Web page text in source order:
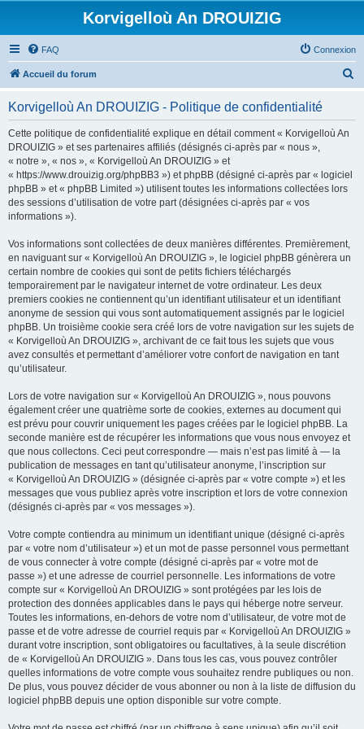
Korvigelloù An DROUIZIG
FAQ Connexion
Accueil du forum
Korvigelloù An DROUIZIG - Politique de confidentialité
Cette politique de confidentialité explique en détail comment « Korvigelloù An
DROUIZIG » et ses partenaires affiliés (désignés ci-après par « nous »,
« notre », « nos », « Korvigelloù An DROUIZIG » et
« https://www.drouizig.org/phpBB3 ») et phpBB (désigné ci-après par « logiciel
phpBB » et « phpBB Limited ») utilisent toutes les informations collectées lors
des sessions d’utilisation de votre part (désignées ci-après par « vos
informations »).
Vos informations sont collectées de deux manières différentes. Premièrement,
en naviguant sur « Korvigelloù An DROUIZIG », le logiciel phpBB génèrera un
certain nombre de cookies qui sont de petits fichiers téléchargés
temporairement par le navigateur internet de votre ordinateur. Les deux
premiers cookies ne contiennent qu’un identifiant utilisateur et un identifiant
anonyme de session qui vous sont automatiquement assignés par le logiciel
phpBB. Un troisième cookie sera créé lors de votre navigation sur les sujets de
« Korvigelloù An DROUIZIG », archivant de ce fait tous les sujets que vous
avez consultés et permettant d’améliorer votre confort de navigation en tant
qu’utilisateur.
Lors de votre navigation sur « Korvigelloù An DROUIZIG », nous pouvons
également créer une quatrième sorte de cookies, externes au document qui
est prévu pour couvrir uniquement les pages créées par le logiciel phpBB. La
seconde manière est de récupérer les informations que vous nous envoyez et
que nous collectons. Ceci peut correspondre — mais n’est pas limité à — la
publication de messages en tant qu’utilisateur anonyme, l’inscription sur
« Korvigelloù An DROUIZIG » (désignée ci-après par « votre compte ») et les
messages que vous publiez après votre inscription et lors de votre connexion
(désignés ci-après par « vos messages »).
Votre compte contiendra au minimum un identifiant unique (désigné ci-après
par « votre nom d’utilisateur ») et un mot de passe personnel vous permettant
de vous connecter à votre compte (désigné ci-après par « votre mot de
passe ») et une adresse de courriel personnelle. Les informations de votre
compte sur « Korvigelloù An DROUIZIG » sont protégées par les lois de
protection des données applicables dans le pays qui héberge notre serveur.
Toutes les informations, en-dehors de votre nom d’utilisateur, de votre mot de
passe et de votre adresse de courriel requis par « Korvigelloù An DROUIZIG »
durant votre inscription, sont obligatoires ou facultatives, à la seule discrétion
de « Korvigelloù An DROUIZIG ». Dans tous les cas, vous pouvez contrôler
quelles informations de votre compte vous souhaitez rendre publiques ou non.
De plus, vous pouvez décider de vous abonner ou non à la liste de diffusion du
logiciel phpBB depuis une option disponible sur votre compte.